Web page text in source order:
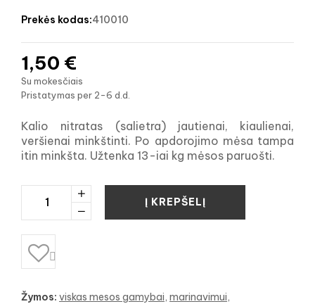
prekės kodas:410010
1,50 €
Su mokesčiais
Pristatymas per 2-6 d.d.
Kalio nitratas (salietra) jautienai, kiaulienai,
veršienai minkštinti. Po apdorojimo mėsa tampa
itin minkšta. Užtenka 13-iai kg mėsos paruošti.
Į KREPŠELĮ

Žymos: viskas mesos gamybai marinavimui